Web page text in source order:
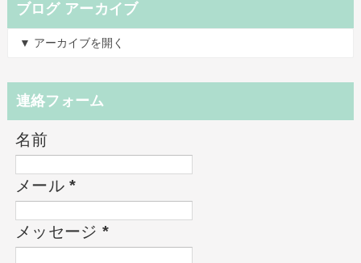
ブログ アーカイブ
▼ アーカイブを開く
連絡フォーム
名前
メール*
メッセージ *